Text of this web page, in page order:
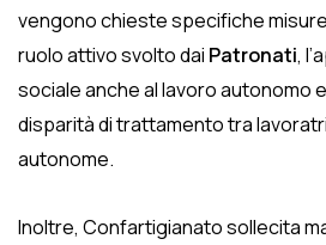
vengono chieste specifiche
ruolo attivo svolto dai Patronati,
sociale anche al lavoro autonomo
disparità di trattamento tra
autonome.
Inoltre, Confartigianato sollecita